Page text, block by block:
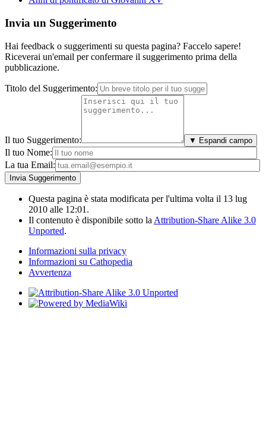
Invia un Suggerimento
Hai feedback o suggerimenti su questa pagina? Faccelo sapere!
Riceverai un'email per confermare il suggerimento prima della
pubblicazione.
Titolo del Suggerimento:
Il tuo Suggerimento: ▼ Espandi campo
Il tuo Nome:
La tua Email:
Questa pagina è stata modificata per l'ultima volta il 13 lug
2010 alle 12:01.
Il contenuto è disponibile sotto la Attribution-Share Alike 3.0
Unported.
Informazioni sulla privacy
Informazioni su Cathopedia
Avvertenza